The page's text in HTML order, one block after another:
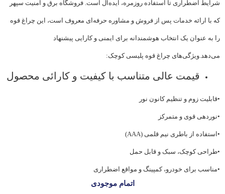
شرایط اضطراری تا استفاده روزمره، ایده‌آل است. فروشگاه برق و امنیت سپهر
که با ارائه خدمات پس از فروش و مشاوره حرفه‌ای معروف است، این چراغ قوه
را به عنوان یک انتخاب هوشمندانه برای ایمنی و کارایی پیشنهاد
می‌دهد.ویژگی‌های چراغ قوه پلیسی کوچک:
قیمت عالی متناسب با کیفیت و کارائی محصول
•قابلیت زوم و تنظیم کانون نور
•نوردهی قوی و متمرکز
•استفاده از باطری نیم قلمی (AAA)
•طراحی کوچک، سبک و قابل حمل
•مناسب برای خودرو، کمپینگ و مواقع اضطراری
اتمام موجودی